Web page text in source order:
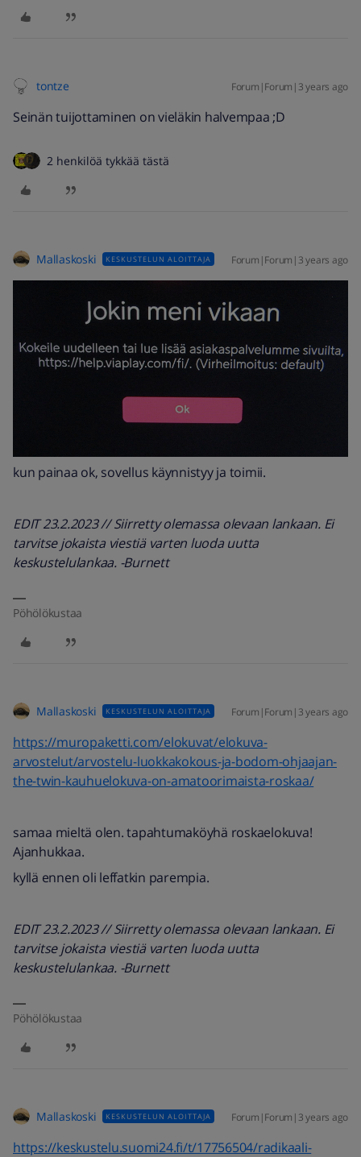
tontze Forum|Forum|3 years ago
Seinän tuijottaminen on vieläkin halvempaa ;D
2 henkilöä tykkää tästä
Mallaskoski KESKUSTELUN ALOITTAJA Forum|Forum|3 years ago
kun painaa ok, sovellus käynnistyy ja toimii.
EDIT 23.2.2023 // Siirretty olemassa olevaan lankaan. Ei
tarvitse jokaista viestiä varten luoda uutta
keskustelulankaa. -Burnett
Pöhölökustaa
Mallaskoski KESKUSTELUN ALOITTAJA Forum|Forum|3 years ago
https://muropaketti.com/elokuvat/elokuva-
arvostelut/arvostelu-luokkakokous-ja-bodom-ohjaajan-
the-twin-kauhuelokuva-on-amatoorimaista-roskaa/
samaa mieltä olen. tapahtumaköyhä roskaelokuva!
Ajanhukkaa.
kyllä ennen oli leffatkin parempia.
EDIT 23.2.2023 // Siirretty olemassa olevaan lankaan. Ei
tarvitse jokaista viestiä varten luoda uutta
keskustelulankaa. -Burnett
Pöhölökustaa
Mallaskoski KESKUSTELUN ALOITTAJA Forum|Forum|3 years ago
https://keskustelu.suomi24.fi/t/17756504/radikaali-